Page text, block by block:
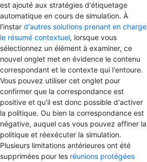
est ajouté aux stratégies d'étiquetage
automatique en cours de simulation. À
l'instar d'autres solutions prenant en charge
le résumé contextuel, lorsque vous
sélectionnez un élément à examiner, ce
nouvel onglet met en évidence le contenu
correspondant et le contexte qui l'entoure.
Vous pouvez utiliser cet onglet pour
confirmer que la correspondance est
positive et qu'il est donc possible d'activer
la politique. Ou bien la correspondance est
négative, auquel cas vous pouvez affiner la
politique et réexécuter la simulation.
Plusieurs limitations antérieures ont été
supprimées pour les réunions protégées